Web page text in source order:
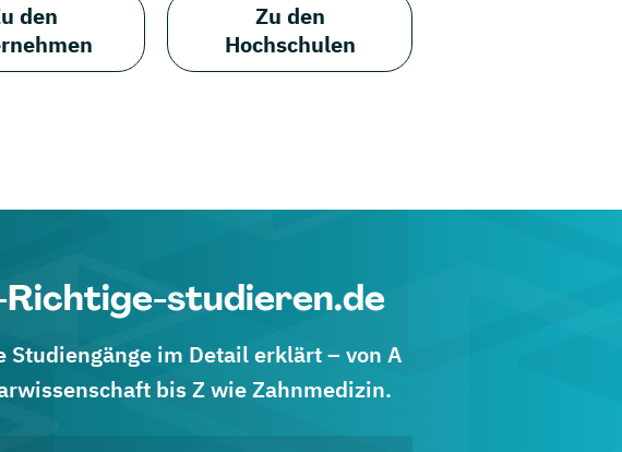
den
Zu den
Hochschulen
Richtige-studieren.de
Studiengänge im Detail erklärt – von A
bis Z wie Zahnmedizin.